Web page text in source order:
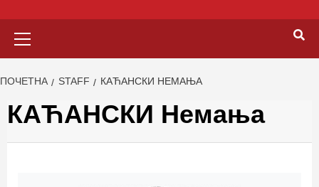
ПОЧЕТНА STAFF КАЋАНСКИ НЕМАЊА
КАЋАНСКИ Немања